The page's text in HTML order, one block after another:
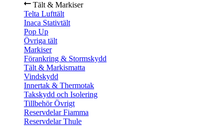
Tält & Markiser
Telta Lufttält
Inaca Stativtält
Pop Up
Övriga tält
Markiser
Förankring & Stormskydd
Tält & Markismatta
Vindskydd
Innertak & Thermotak
Takskydd och Isolering
Tillbehör Övrigt
Reservdelar Fiamma
Reservdelar Thule